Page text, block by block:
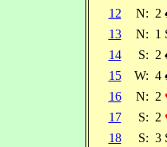
12
N: 2
13
N: 1
14
S: 2
15
W: 4
16
N: 2
17
S: 2
18
S: 3